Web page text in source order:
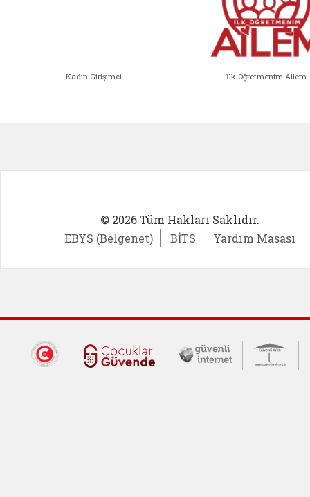
Kadın Girişimci İlk Öğretmenim Ailem
© 2026 Tüm Hakları Saklıdır.
EBYS (Belgenet)
BİTS Yardım Masası
Dış Bağlantılar
Cumhurbaşkanlığı İletişim Merkezi
Çocuklar Güvende (yeni
Güvenli